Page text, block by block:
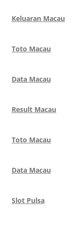
Keluaran Macau
Toto Macau
Data Macau
Result Macau
Toto Macau
Data Macau
Slot Pulsa